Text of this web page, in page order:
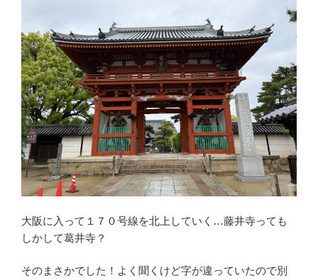
大阪に入って１７０号線を北上していく…藤井寺っても
しかして葛井寺？
そのまさかでした！よく聞くけど字が違っていたので別